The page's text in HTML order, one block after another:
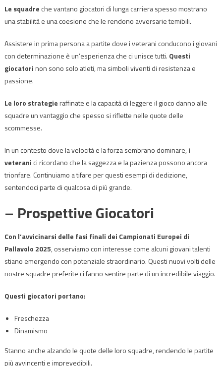
Le squadre che vantano giocatori di lunga carriera spesso mostrano
una stabilità e una coesione che le rendono avversarie temibili.
Assistere in prima persona a partite dove i veterani conducono i giovani
con determinazione è un’esperienza che ci unisce tutti. Questi
giocatorinon sono solo atleti, ma simboli viventi di resistenza e
passione.
Le loro strategieraffinate e la capacità di leggere il gioco danno alle
squadre un vantaggio che spesso si riflette nelle quote delle
scommesse.
In un contesto dove la velocità e la forza sembrano dominare,i
veterani ci ricordano che la saggezza e la pazienza possono ancora
trionfare. Continuiamo a tifare per questi esempi di dedizione,
sentendoci parte di qualcosa di più grande.
– Prospettive Giocatori
Con l’avvicinarsi delle fasi finali dei Campionati Europei di
Pallavolo 2025, osserviamo con interesse come alcuni giovani talenti
stiano emergendo con potenziale straordinario. Questi nuovi volti delle
nostre squadre preferite ci fanno sentire parte di un incredibile viaggio.
Questi giocatori portano:
Freschezza
Dinamismo
Stanno anche alzando le quote delle loro squadre, rendendo le partite
più avvincenti e imprevedibili.